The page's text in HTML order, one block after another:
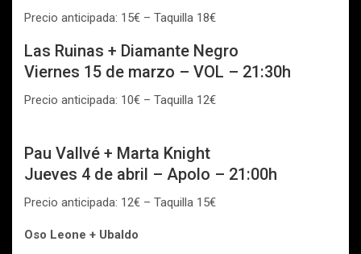
Precio anticipada: 15€ – Taquilla 18€
Las Ruinas + Diamante Negro
Viernes 15 de marzo – VOL – 21:30h
Precio anticipada: 10€ – Taquilla 12€
Pau Vallvé + Marta Knight
Jueves 4 de abril – Apolo – 21:00h
Precio anticipada: 12€ – Taquilla 15€
Oso Leone + Ubaldo